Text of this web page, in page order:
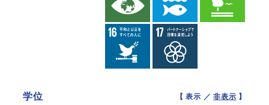
学位 【 表示 ／非表示 】